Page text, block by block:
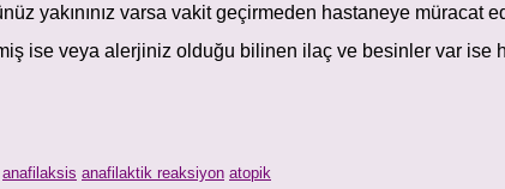
yakınınız varsa vakit geçirmeden hastaneye müracat
ise veya alerjiniz olduğu bilinen ilaç ve besinler var ise
anafilaksis anafilaktik reaksiyon atopik